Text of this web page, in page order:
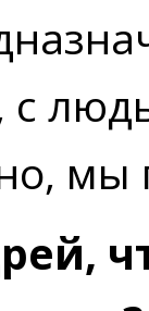
с
мы